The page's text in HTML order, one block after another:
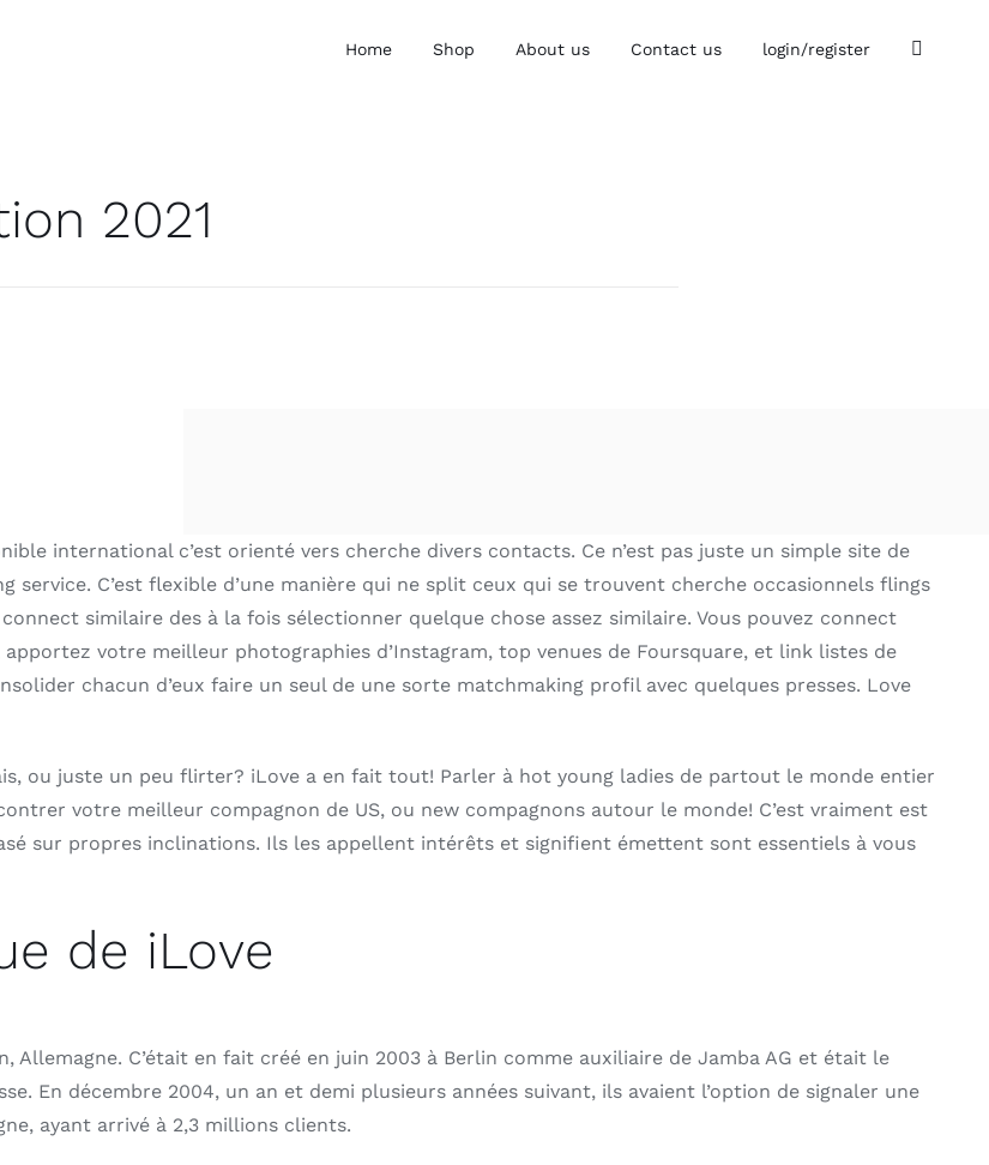
Home Shop About us Contact us login/register
2021
international c’est orienté vers cherche divers contacts. Ce n’est pas juste un simple site de
service. C’est flexible d’une manière qui ne split ceux qui se trouvent cherche occasionnels flings
similaire des à la fois sélectionner quelque chose assez similaire. Vous pouvez connect
votre meilleur photographies d’Instagram, top venues de Foursquare, et link listes de
chacun d’eux faire un seul de une sorte matchmaking profil avec quelques presses. Love
ou juste un peu flirter? iLove a en fait tout! Parler à hot young ladies de partout le monde entier
votre meilleur compagnon de US, ou new compagnons autour le monde! C’est vraiment est
sur propres inclinations. Ils les appellent intérêts et signifient émettent sont essentiels à vous
de iLove
Allemagne. C’était en fait créé en juin 2003 à Berlin comme auxiliaire de Jamba AG et était le
En décembre 2004, un an et demi plusieurs années suivant, ils avaient l’option de signaler une
ayant arrivé à 2,3 millions clients.